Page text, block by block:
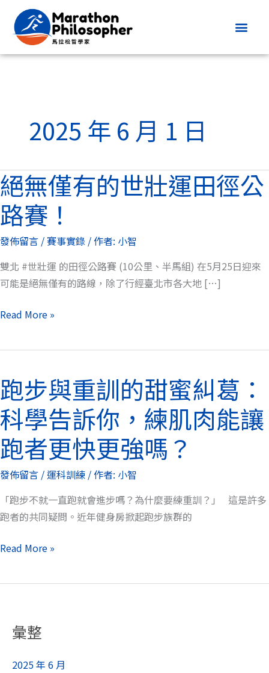
要
2025 年 6 月 1 日
絕無僅有的世壯運田徑公
路賽！
發佈留言 /賽事實錄 / 作者: 小智
雙北 #世壯運 的田徑公路賽 (10公里、半馬組) 在5月25日迎來
可能是絕無僅有的路線，除了行經臺北市各大地 […]
絕
無
僅
有
的
世
壯
田
公
賽！
Read More »
跑步與重訓的甜蜜糾葛：
科學告訴你，練肌肉能讓
跑者更快更強嗎？
發佈留言 /運科訓練 / 作者: 小智
「跑步不就一直跑就會進步嗎？為什麼要練重訓？」 這是許多
跑者的共同疑問。近年健身房掀起跑步族群的
跑
步
與
重
訓
甜
蜜
糾
科
告
Read More »
彙整
2025 年 6 月